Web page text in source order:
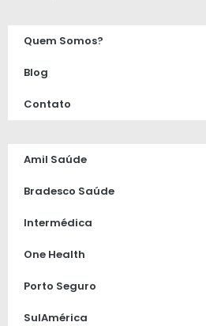
Quem Somos?
Blog
Contato
Amil Saúde
Bradesco Saúde
Intermédica
One Health
Porto Seguro
SulAmérica